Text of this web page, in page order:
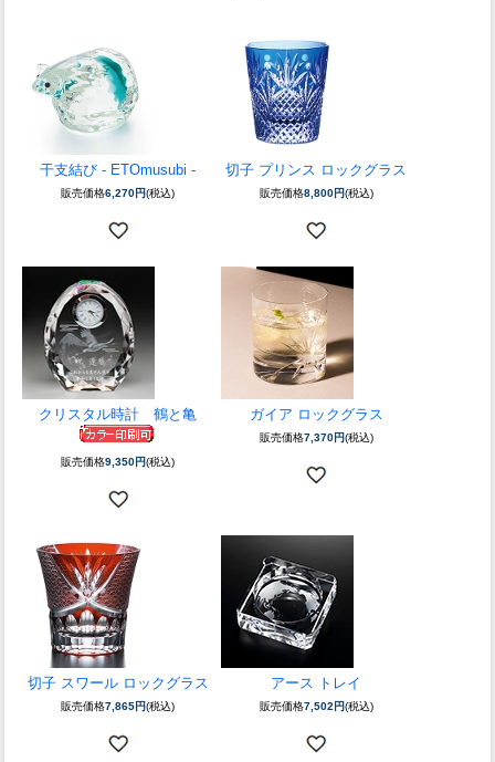
干支結び - ETOmusubi -
販売価格6,270円(税込)
切子 プリンス ロックグラス
販売価格8,800円(税込)
クリスタル時計 鶴と亀
販売価格9,350円(税込)
ガイア ロックグラス
販売価格7,370円(税込)
切子 スワール ロックグラス
販売価格7,865円(税込)
アース トレイ
販売価格7,502円(税込)